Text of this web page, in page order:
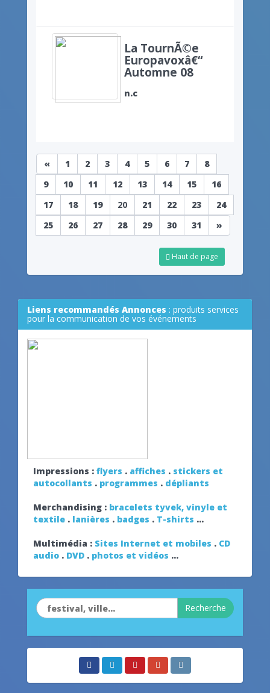
La TournÃ©e
Europavoxâ€“
Automne 08
n.c
« 1 2 3 4 5 6 7
8
9
10 11 12 13 14 15
16
17
18 19 20 21 22 23
24
25
26 27 28 29 30 31 »
Haut de page
Liens recommandés Annonces : produits services
pour la communication de vos événements
Impressions : flyers . affiches . stickers et
autocollants . programmes . dépliants
Merchandising : bracelets tyvek, vinyle et
textile . lanières . badges . T-shirts ...
Multimédia : Sites Internet et mobiles . CD
audio . DVD . photos et vidéos ...
Recherche